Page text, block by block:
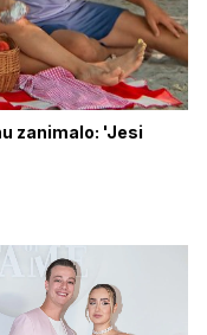
zanimalo: 'Jesi